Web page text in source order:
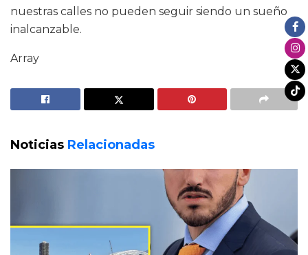
nuestras calles no pueden seguir siendo un sueño
inalcanzable.
Array
Noticias Relacionadas